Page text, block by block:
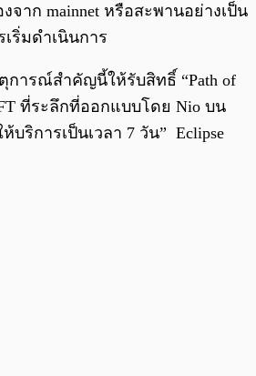
งจาก mainnet หรือสะพานอย่างเป็น
ริ่มดำเนินการ
ตุการณ์สำคัญนี้ให้รับสิทธิ์ “Path of
ที่ระลึกที่ออกแบบโดย Nio บน
ห้บริการเป็นเวลา 7 วัน” Eclipse